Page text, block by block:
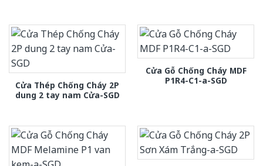
Cửa Thép Chống Cháy 2P
dung 2 tay nam Cửa-SGD
Cửa Gỗ Chống Cháy MDF
P1R4-C1-a-SGD